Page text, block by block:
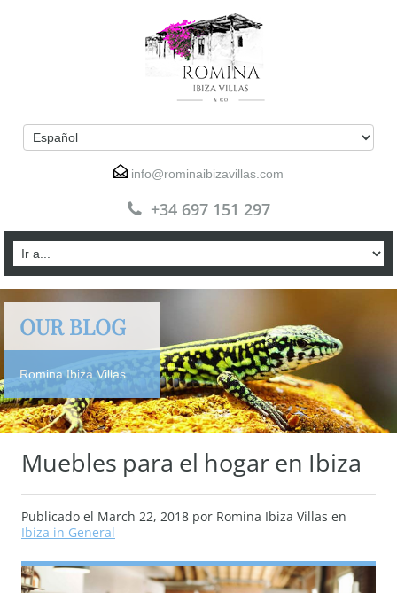
info@rominaibizavillas.com
+34 697 151 297
OUR BLOG
Romina Ibiza Villas
Muebles para el hogar en Ibiza
Publicado el March 22, 2018 por Romina Ibiza Villas en
Ibiza in General